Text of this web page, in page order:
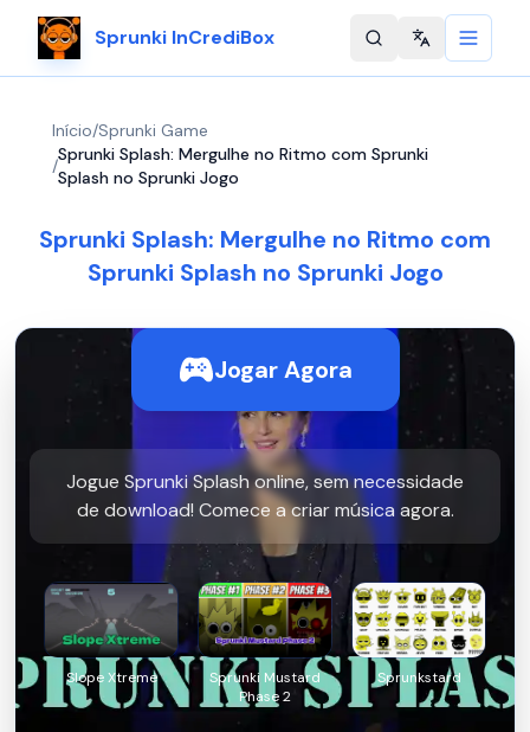
Sprunki InCrediBox Change
Início/Sprunki Game
/
Sprunki Splash: Mergulhe no Ritmo com Sprunki
Splash no Sprunki Jogo
Sprunki Splash: Mergulhe no Ritmo com
Sprunki Splash no Sprunki Jogo
Jogar Agora
Jogue Sprunki Splash online, sem necessidade
de download! Comece a criar música agora.
Slope Xtreme
Sprunki Mustard
Phase 2
Sprunkstard